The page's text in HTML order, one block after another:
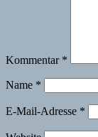
Kommentar *
Name *
E-Mail-Adresse *